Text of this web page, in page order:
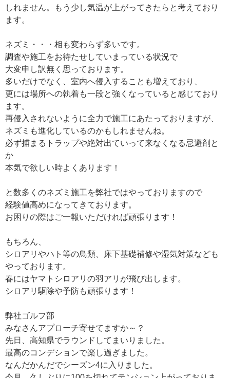
しれません。もう少し気温が上がってきたらと考えており
ます。
ネズミ・・・相も変わらず多いです。
調査や施工をお待たせしていまっている状況で
大変申し訳無く思っております。
多いだけでなく、室内へ侵入することも増えており、
更には場所への執着も一段と強くなっていると感じており
ます。
再侵入されないように全力で施工にあたっておりますが、
ネズミも進化しているのかもしれませんね。
必ず捕まるトラップや絶対出ていって来なくなる忌避剤と
か
本気で欲しい時よくあります！
と数多くのネズミ施工を弊社ではやっておりますので
経験値高めになってきております。
お困りの際はご一報いただければ頑張ります！
もちろん、
シロアリやハト等の鳥類、床下基礎補修や湿気対策なども
やっております。
春にはヤマトシロアリの羽アリが飛び出します。
シロアリ駆除や予防も頑張ります！
弊社ゴルフ部
みなさんアプローチ寄せてますか～？
先日、高知県でラウンドしてまいりました。
最高のコンデションで楽し過ぎました。
なんだかんだでシーズン4に入りました。